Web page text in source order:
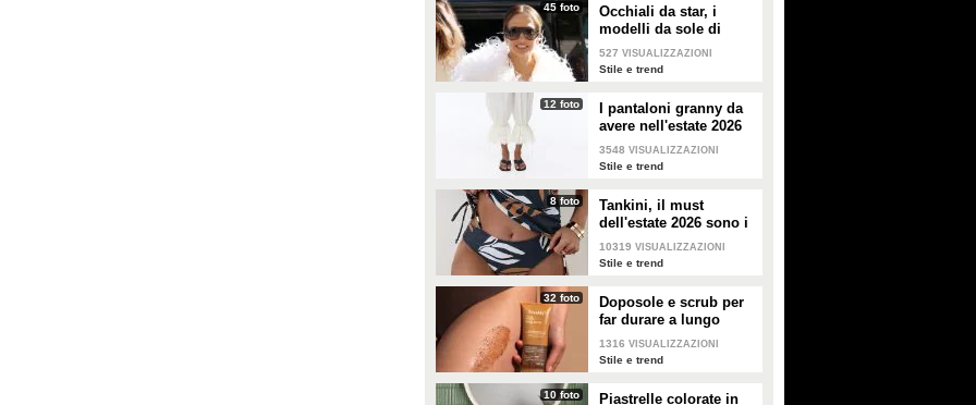
45 foto
Occhiali da star, i
modelli da sole di
tendenza per l'estate
2026
527 VISUALIZZAZIONI
Stile e trend
12 foto
I pantaloni granny da
avere nell'estate 2026
3548 VISUALIZZAZIONI
Stile e trend
8 foto
Tankini, il must
dell'estate 2026 sono i
costumi con la canotta
10319 VISUALIZZAZIONI
Stile e trend
32 foto
Doposole e scrub per
far durare a lungo
l'abbronzatura in estate
1316 VISUALIZZAZIONI
Stile e trend
10 foto Piastrelle colorate in